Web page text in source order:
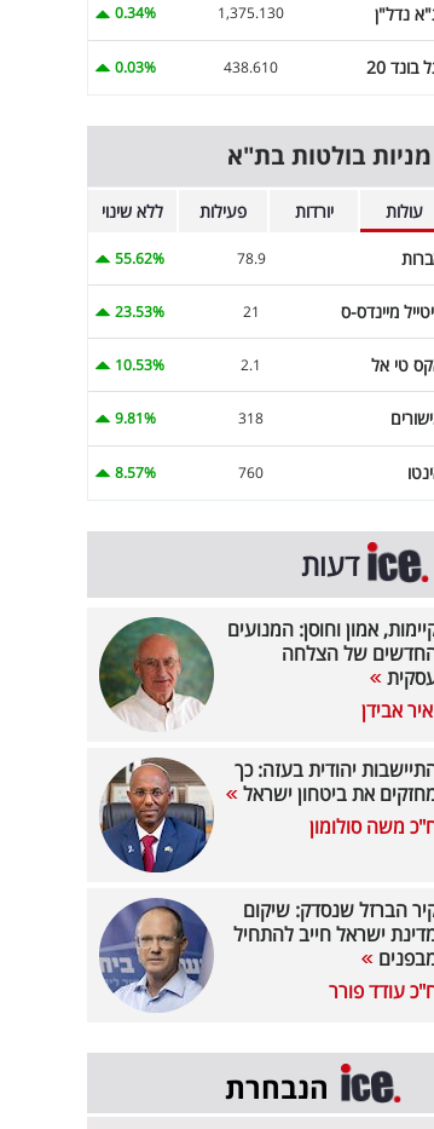
נדל"ן 1,375.130
0.34%
בונד 20 438.610
0.03%
מניות בולטות בת"א
עולות יורדות פעילות ללא שינוי
78.9
55.62%
מיינדס-ס 21
23.53%
טי אל 2.1
10.53%
318
9.81%
760
8.57%
דעות
אמון וחוסן: המנועים
של הצלחה
אבידן
יהודית בעזה: כך
את ביטחון ישראל
משה סולומון
הברזל שנסדק: שיקום
ישראל חייב להתחיל
עודד פורר
הנבחרת